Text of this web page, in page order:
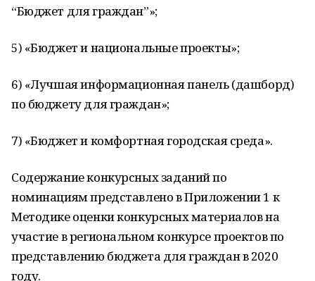
“Бюджет для граждан”»;
5) «Бюджет и национальные проекты»;
6) «Лучшая информационная панель (дашборд)
по бюджету для граждан»;
7) «Бюджет и комфортная городская среда».
Содержание конкурсных заданий по
номинациям представлено в Приложении 1 к
Методике оценки конкурсных материалов на
участие в региональном конкурсе проектов по
представлению бюджета для граждан в 2020
году.